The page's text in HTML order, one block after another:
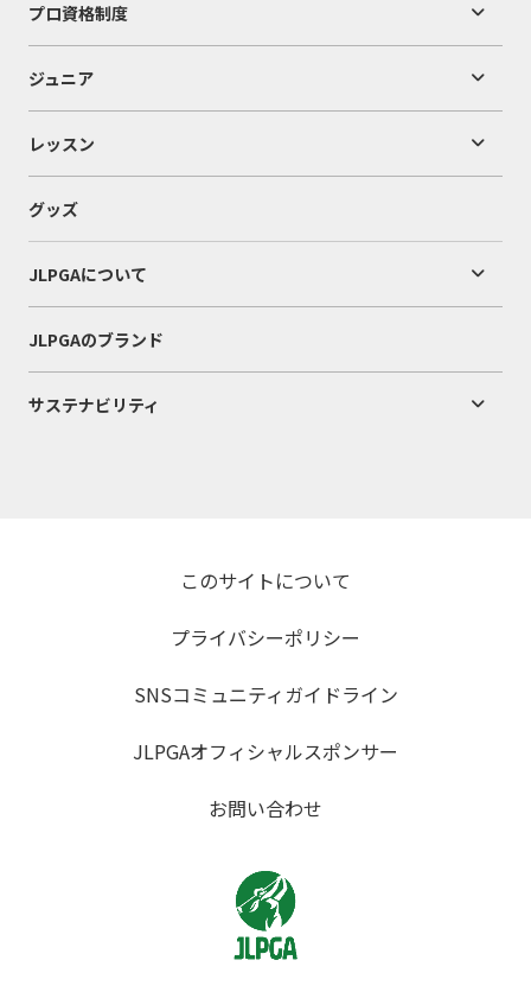
プロ資格制度
ジュニア
レッスン
グッズ
JLPGAについて
JLPGAのブランド
サステナビリティ
このサイトについて
プライバシーポリシー
SNSコミュニティガイドライン
JLPGAオフィシャルスポンサー
お問い合わせ